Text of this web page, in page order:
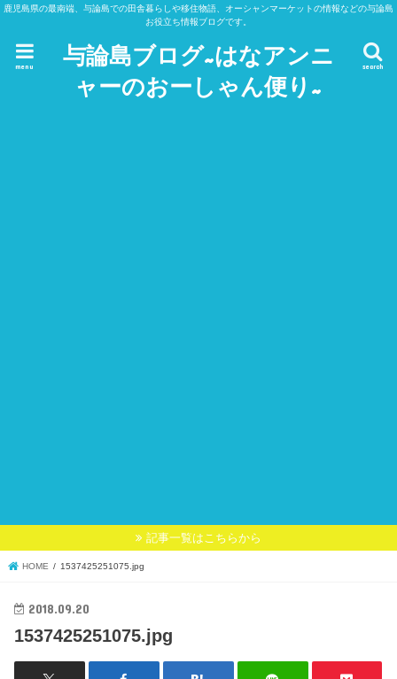
鹿児島県の最南端、与論島での田舎暮らしや移住物語、オーシャンマーケットの情報などの与論島
お役立ち情報ブログです。
与論島ブログ~はなアンニ
ャーのおーしゃん便り~
search
menu
記事一覧はこちらから
HOME 1537425251075.jpg
2018.09.20
1537425251075.jpg